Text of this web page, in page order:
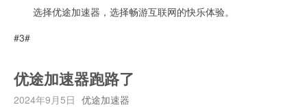
选择优途加速器，选择畅游互联网的快乐体验。
#3#
优途加速器跑路了
2024年9月5日 优途加速器